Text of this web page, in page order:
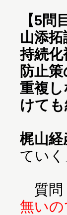
【5問
山添拓
持続
防止
重複
けて
梶山経
ていく
質問
無いの